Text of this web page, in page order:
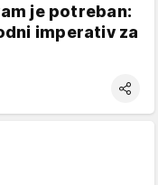
je potreban:
imperativ za